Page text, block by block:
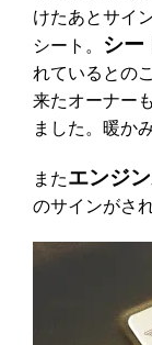
けたあとサイ
シート。
シー
れているとの
来たオーナー
ました。暖か
またエンジ
のサインがさ